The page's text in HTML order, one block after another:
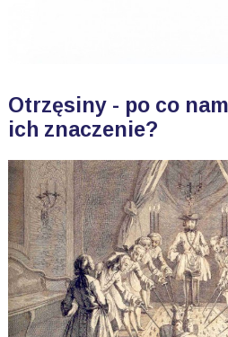
Otrzęsiny - po co
ich znaczenie?